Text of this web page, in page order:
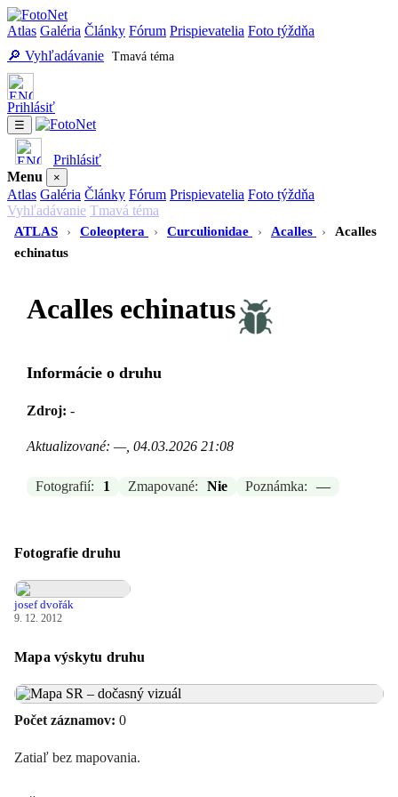
Atlas Galéria Články Fórum Prispievatelia Foto týždňa
🔎 Vyhľadávanie Tmavá téma
Prihlásiť
☰
Prihlásiť
Menu
×
Atlas Galéria Články Fórum Prispievatelia Foto týždňa
Vyhľadávanie Tmavá téma
ATLAS
› Coleoptera › Curculionidae › Acalles ›
Acalles
echinatus
Acalles echinatus
Informácie o druhu
Zdroj: -
Aktualizované: —, 04.03.2026 21:08
Fotografií: 1 Zmapované: Nie Poznámka: —
Fotografie druhu
josef dvořák
9. 12. 2012
Mapa výskytu druhu
Počet záznamov: 0
Zatiaľ bez mapovania.